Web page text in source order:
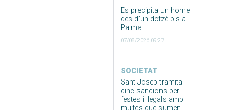
Es precipita un home
des d’un dotzè pis a
Palma
07/08/2026 09:27
SOCIETAT
Sant Josep tramita
cinc sancions per
festes il·legals amb
multes que sumen